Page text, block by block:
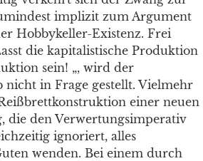
implizit zum Argument
Hobbykeller-Existenz. Frei
die kapitalistische Produktion
sein! „, wird der
nicht in Frage gestellt. Vielmehr
einer neuen
die den Verwertungsimperativ
ignoriert, alles
wenden. Bei einem durch